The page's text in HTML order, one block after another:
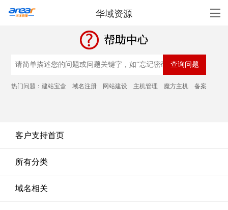
华域资源
热门问题：建站宝盒 域名注册 网站建设 主机管理 魔方主机 备案
客户支持首页
所有分类
域名相关